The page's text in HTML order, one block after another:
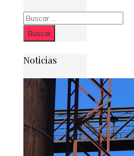
Buscar:
Noticias